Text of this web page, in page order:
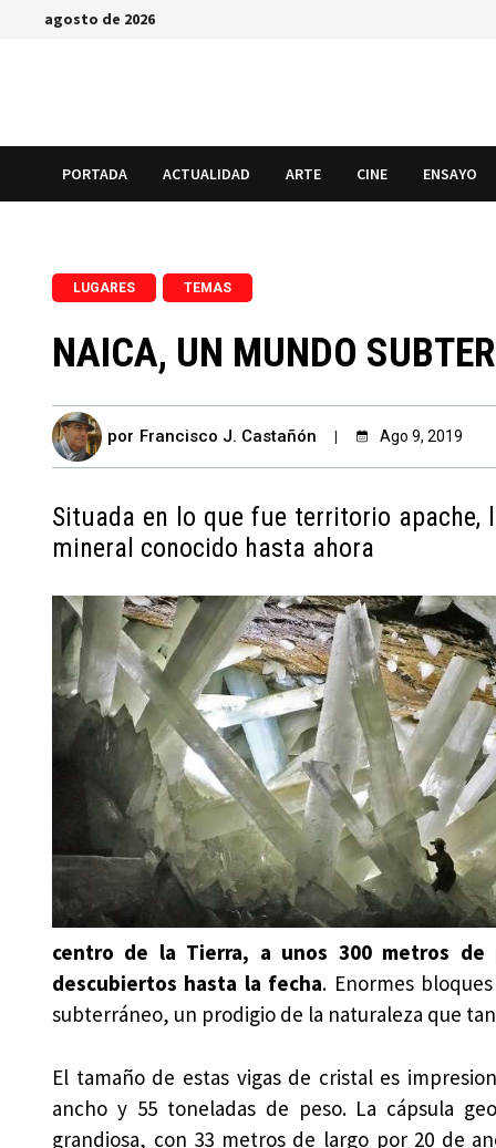
Saltaragosto de 2026
PORTADA ACTUALIDAD ARTE CINE ENSAYO
LUGARES TEMAS
NAICA, UN MUNDO
por Francisco J. Castañón Ago 9, 2019
Situada en lo que fue territorio
mineral conocido hasta ahora
centro de la Tierra, a unos 300 metros de
descubiertos hasta la fecha. Enormes
subterráneo, un prodigio de la naturaleza que
El tamaño de estas vigas de cristal es
ancho y 55 toneladas de peso. La cápsula
grandiosa, con 33 metros de largo por 20 de